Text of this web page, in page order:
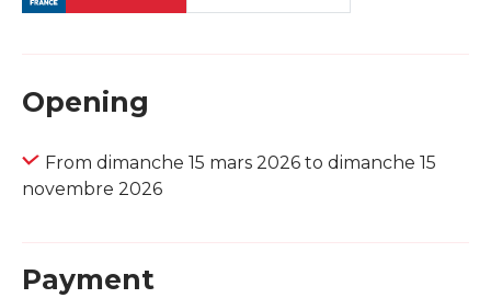
Opening
From dimanche 15 mars 2026 to dimanche 15
novembre 2026
Payment